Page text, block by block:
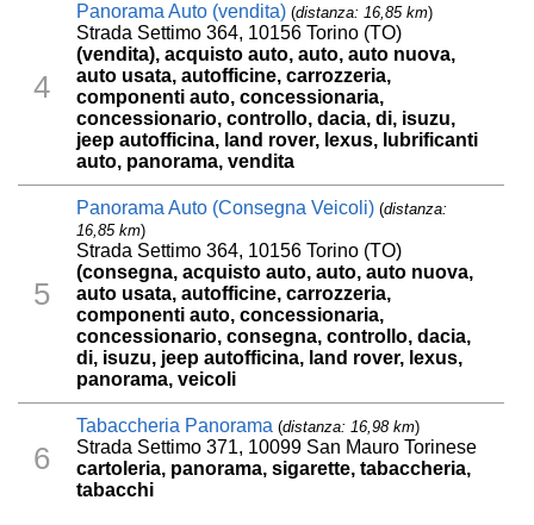
4
Panorama Auto (vendita) (distanza: 16,85 km)
Strada Settimo 364, 10156 Torino (TO)
(vendita), acquisto auto, auto, auto nuova,
auto usata, autofficine, carrozzeria,
componenti auto, concessionaria,
concessionario, controllo, dacia, di, isuzu,
jeep autofficina, land rover, lexus, lubrificanti
auto, panorama, vendita
5
Panorama Auto (Consegna Veicoli) (distanza:
16,85 km)
Strada Settimo 364, 10156 Torino (TO)
(consegna, acquisto auto, auto, auto nuova,
auto usata, autofficine, carrozzeria,
componenti auto, concessionaria,
concessionario, consegna, controllo, dacia,
di, isuzu, jeep autofficina, land rover, lexus,
panorama, veicoli
6
Tabaccheria Panorama (distanza: 16,98 km)
Strada Settimo 371, 10099 San Mauro Torinese
cartoleria, panorama, sigarette, tabaccheria,
tabacchi